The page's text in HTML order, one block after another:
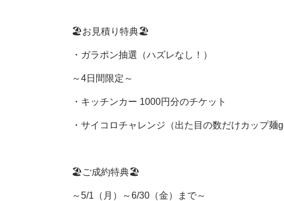
🏖お見積り特典🏖
・ガラポン抽選（ハズレなし！）
～4日間限定～
・キッチンカー 1000円分のチケット
・サイコロチャレンジ（出た目の数だけカップ麺
🏖ご成約特典🏖
～5/1（月）～6/30（金）まで～